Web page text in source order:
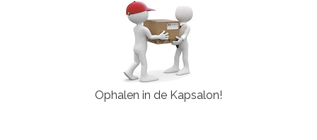
Ophalen in de Kapsalon!